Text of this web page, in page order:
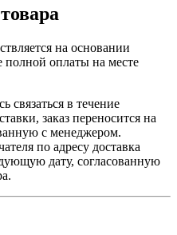
на основании
полной оплаты на месте
связаться в течение
заказ переносится на
с менеджером.
по адресу доставка
дату, согласованную